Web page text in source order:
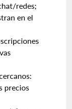
redes;
en el
precios